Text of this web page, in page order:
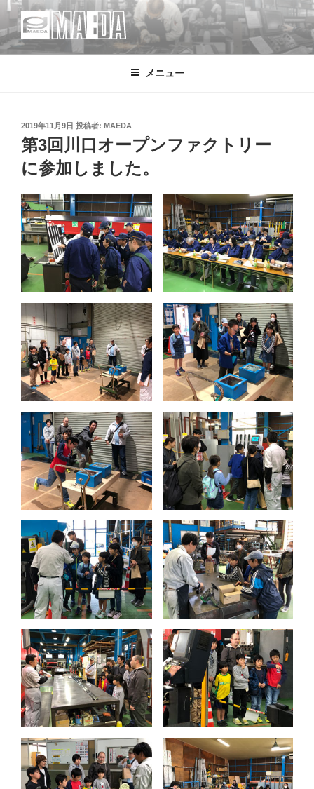
テ
ン
MAEDA
株式会社マエダ 鋼製建具・装飾金物製品・強化ガラス製品・装飾アク
リル製品・サイン の 設計・デザイン・製作・施工
メニュー
投
稿
日:
2019年11月9日 投稿者: MAEDA
第3回川口オープンファクトリー
に参加しました。